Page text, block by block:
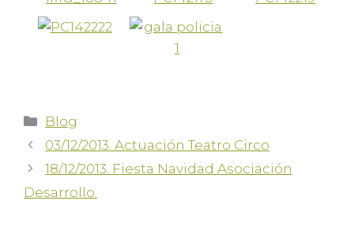
Blog
03/12/2013. Actuación Teatro Circo
18/12/2013. Fiesta Navidad Asociación
Desarrollo.